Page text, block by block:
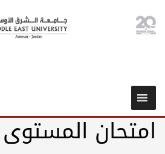
امتحان